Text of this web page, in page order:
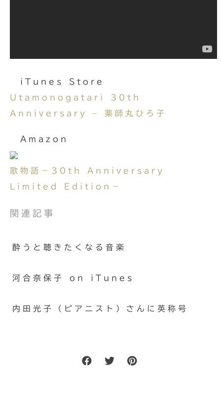
iTunes Store
Utamonogatari 30th
Anniversary – 薬師丸ひろ子
Amazon
歌物語－30th Anniversary
Limited Edition－
関連記事
酔うと聴きたくなる音楽
河合奈保子 on iTunes
内田光子（ピアニスト）さんに英称号